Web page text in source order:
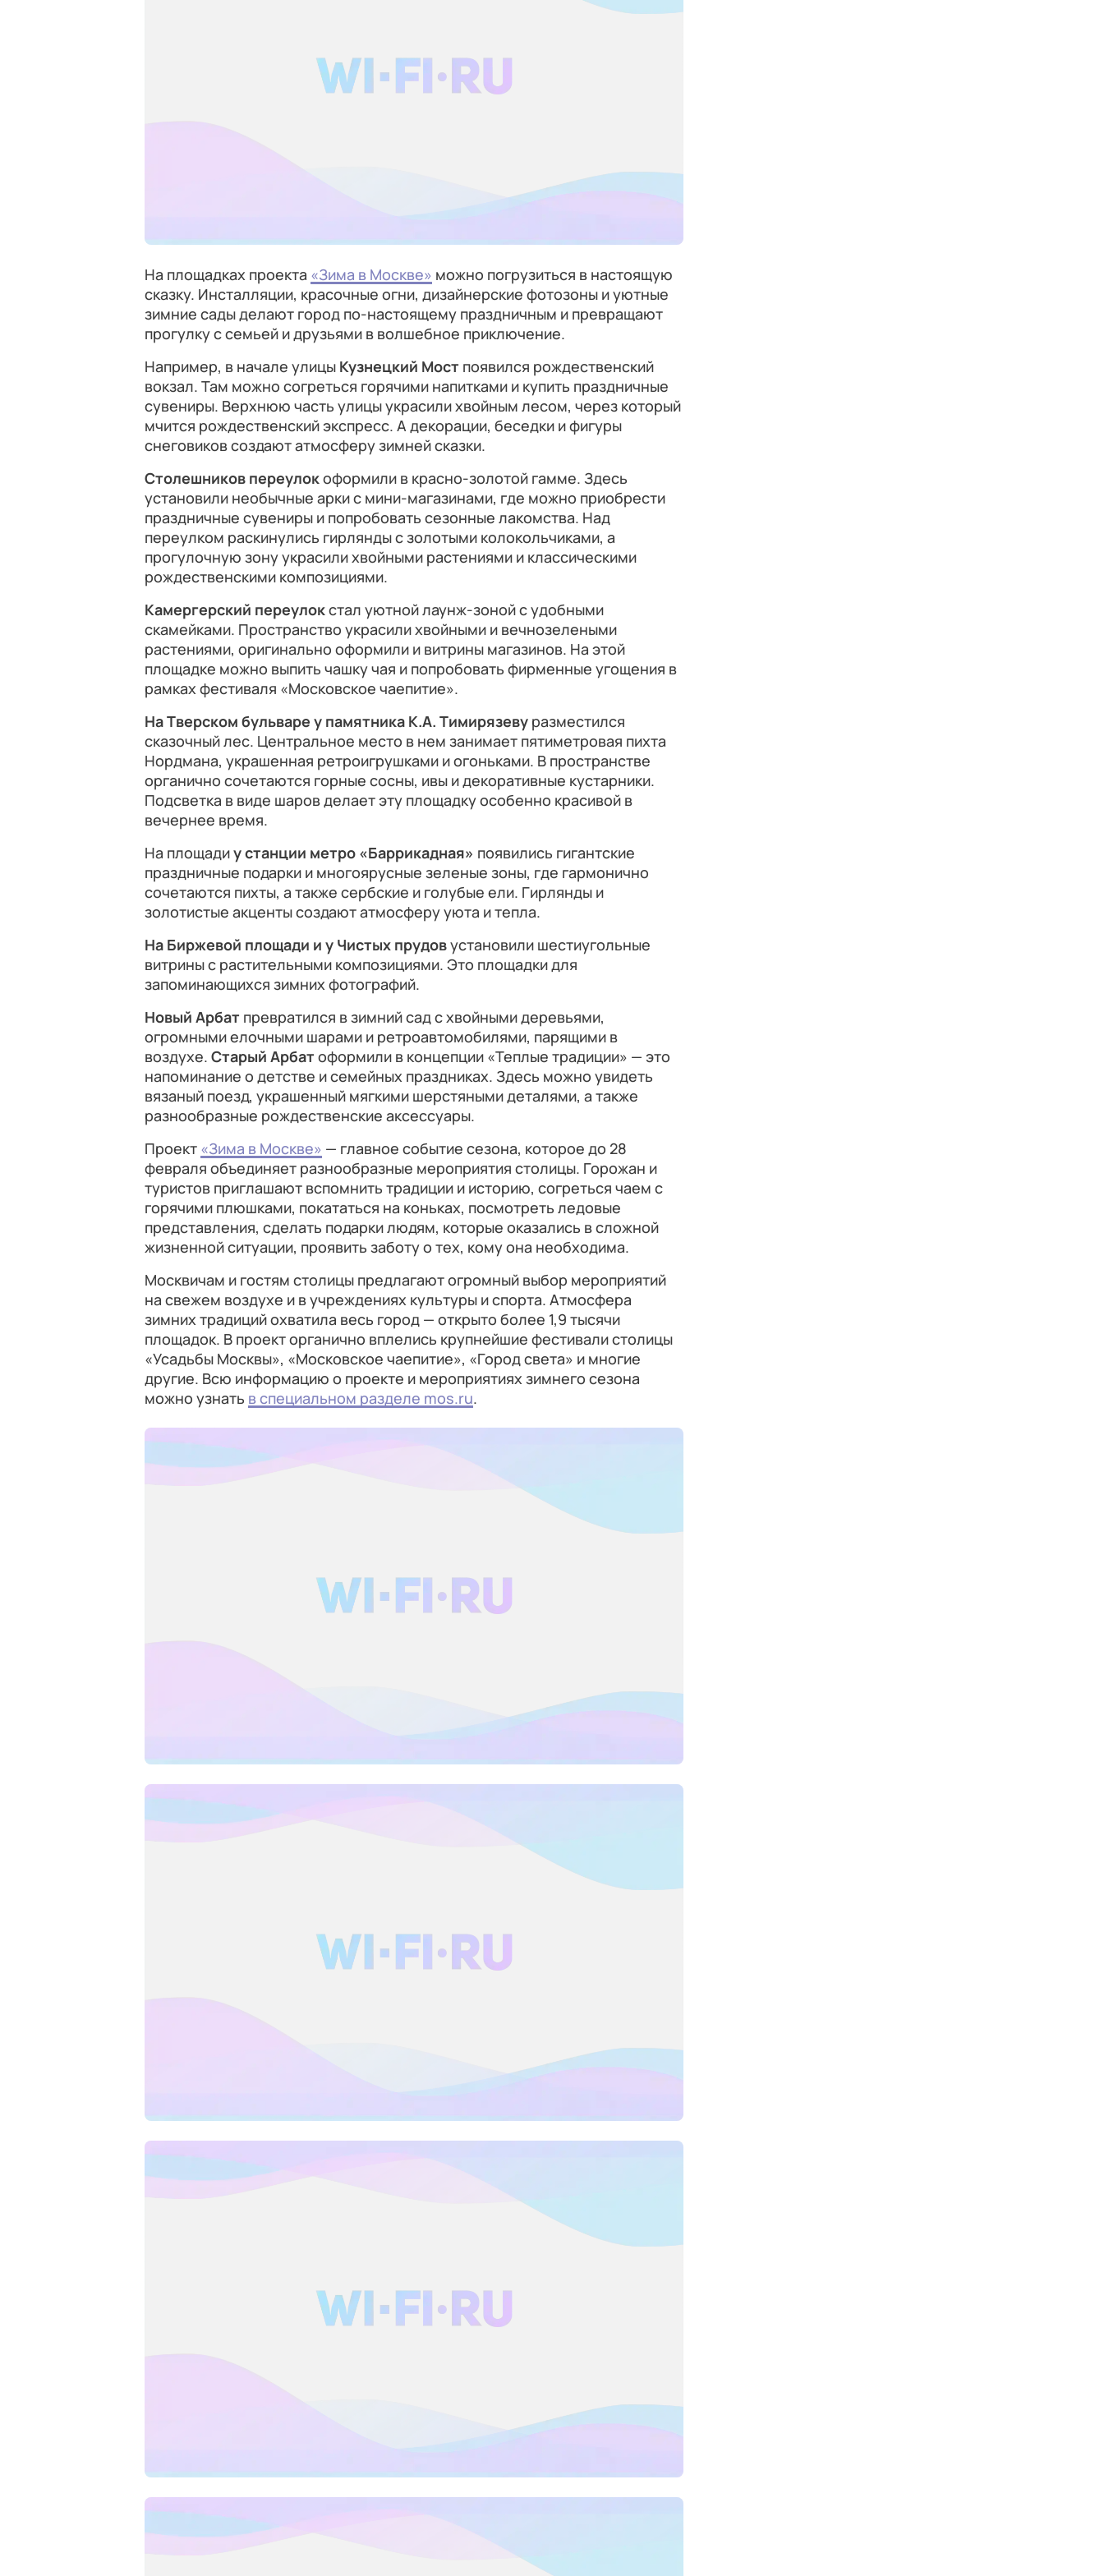
На площадках проекта «Зима в Москве» можно погрузиться в настоящую
сказку. Инсталляции, красочные огни, дизайнерские фотозоны и уютные
зимние сады делают город по-настоящему праздничным и превращают
прогулку с семьей и друзьями в волшебное приключение.
Например, в начале улицы Кузнецкий Мост появился рождественский
вокзал. Там можно согреться горячими напитками и купить праздничные
сувениры. Верхнюю часть улицы украсили хвойным лесом, через который
мчится рождественский экспресс. А декорации, беседки и фигуры
снеговиков создают атмосферу зимней сказки.
Столешников переулокоформили в красно-золотой гамме. Здесь
установили необычные арки с мини-магазинами, где можно приобрести
праздничные сувениры и попробовать сезонные лакомства. Над
переулком раскинулись гирлянды с золотыми колокольчиками, а
прогулочную зону украсили хвойными растениями и классическими
рождественскими композициями.
Камергерский переулокстал уютной лаунж-зоной с удобными
скамейками. Пространство украсили хвойными и вечнозелеными
растениями, оригинально оформили и витрины магазинов. На этой
площадке можно выпить чашку чая и попробовать фирменные угощения в
рамках фестиваля «Московское чаепитие».
На Тверском бульваре у памятника К.А. Тимирязеву разместился
сказочный лес. Центральное место в нем занимает пятиметровая пихта
Нордмана, украшенная ретроигрушками и огоньками. В пространстве
органично сочетаются горные сосны, ивы и декоративные кустарники.
Подсветка в виде шаров делает эту площадку особенно красивой в
вечернее время.
На площадиу станции метро «Баррикадная» появились гигантские
праздничные подарки и многоярусные зеленые зоны, где гармонично
сочетаются пихты, а также сербские и голубые ели. Гирлянды и
золотистые акценты создают атмосферу уюта и тепла.
На Биржевой площади и у Чистых прудовустановили шестиугольные
витрины с растительными композициями. Это площадки для
запоминающихся зимних фотографий.
Новый Арбат превратился в зимний сад с хвойными деревьями,
огромными елочными шарами и ретроавтомобилями, парящими в
воздухе. Старый Арбат оформили в концепции «Теплые традиции» — это
напоминание о детстве и семейных праздниках. Здесь можно увидеть
вязаный поезд, украшенный мягкими шерстяными деталями, а также
разнообразные рождественские аксессуары.
Проект «Зима в Москве» — главное событие сезона, которое до 28
февраля объединяет разнообразные мероприятия столицы. Горожан и
туристов приглашают вспомнить традиции и историю, согреться чаем с
горячими плюшками, покататься на коньках, посмотреть ледовые
представления, сделать подарки людям, которые оказались в сложной
жизненной ситуации, проявить заботу о тех, кому она необходима.
Москвичам и гостям столицы предлагают огромный выбор мероприятий
на свежем воздухе и в учреждениях культуры и спорта. Атмосфера
зимних традиций охватила весь город — открыто более 1,9 тысячи
площадок. В проект органично вплелись крупнейшие фестивали столицы
«Усадьбы Москвы», «Московское чаепитие», «Город света» и многие
другие. Всю информацию о проекте и мероприятиях зимнего сезона
можно узнать в специальном разделе mos.ru.